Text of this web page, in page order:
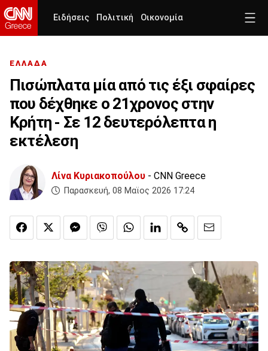
Ειδήσεις Πολιτική Οικονομία
ΕΛΛΑΔΑ
Πισώπλατα μία από τις έξι σφαίρες
που δέχθηκε ο 21χρονος στην
Κρήτη - Σε 12 δευτερόλεπτα η
εκτέλεση
Λίνα Κυριακοπούλου - CNN Greece
Παρασκευή, 08 Μαϊος 2026 17:24